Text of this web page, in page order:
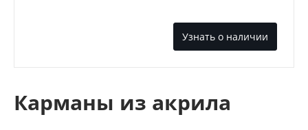
Узнать о наличии
Карманы из акрила